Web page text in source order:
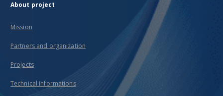
About project
Mission
Partners and organization
Projects
Technical informations